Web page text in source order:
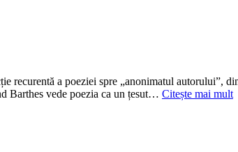
recurentă a poeziei spre „anonimatul autorului”,
Barthes vede poezia ca un țesut… Citește mai mult